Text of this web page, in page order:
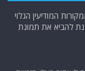
המודיעין הגלוי
להביא את תמונת